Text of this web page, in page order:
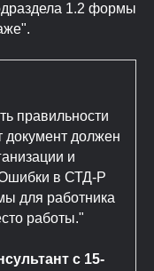
1.2 формы
правильности
должен
и
Ошибки в СТД-Р
для работника
работы."
с 15-